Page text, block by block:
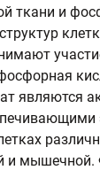
ткани и
являются
и